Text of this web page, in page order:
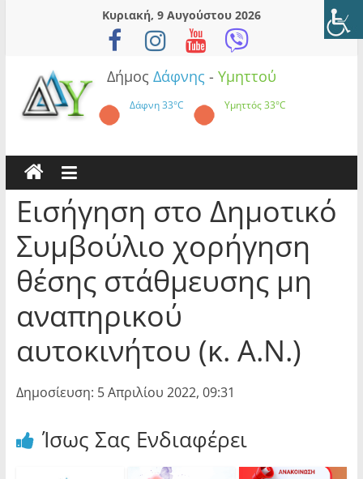
Κυριακή, 9 Αυγούστου 2026
Δήμος Δάφνης - Υμηττού
Δάφνη33°C Υμηττός33°C
Εισήγηση στο Δημοτικό
Συμβούλιο χορήγηση
θέσης στάθμευσης μη
αναπηρικού
αυτοκινήτου (κ. Α.Ν.)
Δημοσίευση: 5 Απριλίου 2022, 09:31
Ίσως Σας Ενδιαφέρει